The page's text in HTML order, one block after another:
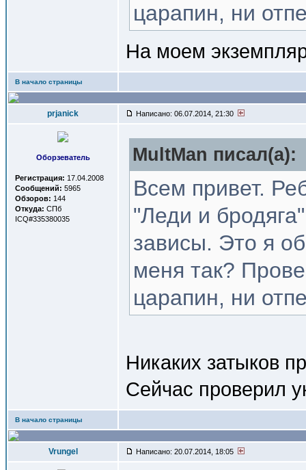
царапин, ни
На моем
В начало страницы
prjanick Написано: 06.07.2014, 21:30
Оборзеватель
Регистрация: 17.04.2008
Сообщений: 5965
Обзоров: 144
Откуда: СПб
ICQ#335380035
MultMan писал(a):
Всем привет.
"Леди и
зависы. Это я
меня так?
царапин, ни
Никаких затыков
Сейчас проверил
В начало страницы
Vrungel Написано: 20.07.2014, 18:05